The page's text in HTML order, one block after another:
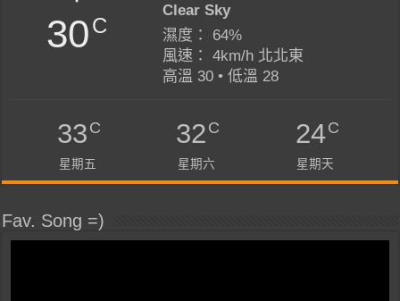
30C
Clear Sky
濕度： 64%
風速： 4km/h 北北東
高溫 30 • 低溫 28
33C
星期五
32C
星期六
24C
星期天
Fav. Song =)